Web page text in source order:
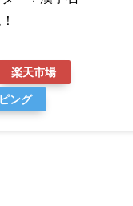
楽天市場
ング